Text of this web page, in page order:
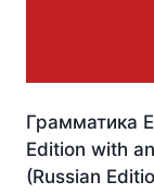
Грамматика
Edition with
(Russian